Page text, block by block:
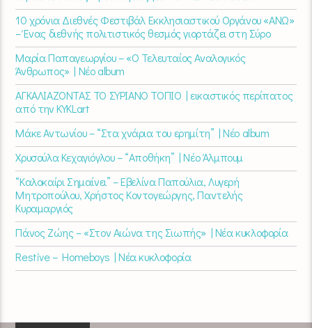
10 χρόνια Διεθνές Φεστιβάλ Εκκλησιαστικού Οργάνου «ΑΝΩ»
– Ένας διεθνής πολιτιστικός θεσμός γιορτάζει στη Σύρο​
Μαρία Παπαγεωργίου – «Ο Τελευταίος Αναλογικός
Άνθρωπος» | Νέο album
ΑΓΚΑΛΙΑΖΟΝΤΑΣ ΤΟ ΣΥΡΙΑΝΟ ΤΟΠΙΟ | εικαστικός περίπατος
από την KYKLart
Μάκε Αντωνίου – “Στα χνάρια του ερημίτη” | Νέο album
Χρυσούλα Κεχαγιόγλου – “Αποθήκη” | Νέο Άλμπουμ
“Καλοκαίρι Σημαίνει” – Εβελίνα Παπούλια, Λυγερή
Μητροπούλου, Χρήστος Κοντογεώργης, Παντελής
Κυραμαργιός
Πάνος Ζώης – «Στον Αιώνα της Σιωπής» | Νέα κυκλοφορία
Restive – Homeboys | Νέα κυκλοφορία